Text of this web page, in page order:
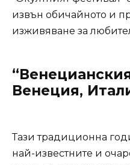
извън обичайното и
изживяване за
Венеция,
Тази традиционна
най-известните и